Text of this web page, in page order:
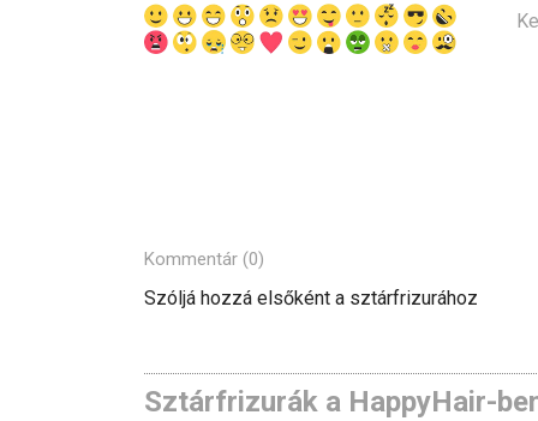
Kommentár (0)
Szóljá hozzá elsőként a sztárfrizurához
Sztárfrizurák a HappyHair-